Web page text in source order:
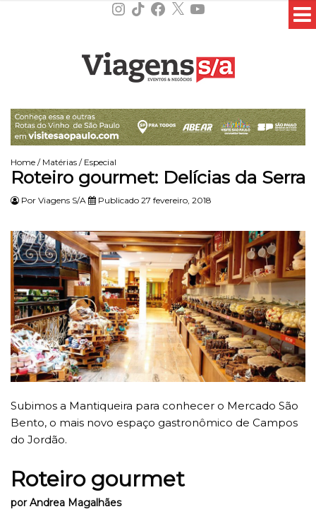
Instagram
TikTokFacebook
X YouTube
Home / Matérias / Especial
Roteiro gourmet: Delícias da Serra
Por Viagens S/A Publicado 27 fevereiro, 2018
Subimos a Mantiqueira para conhecer o Mercado São
Bento, o mais novo espaço gastronômico de Campos
do Jordão.
Roteiro gourmet
por Andrea Magalhães